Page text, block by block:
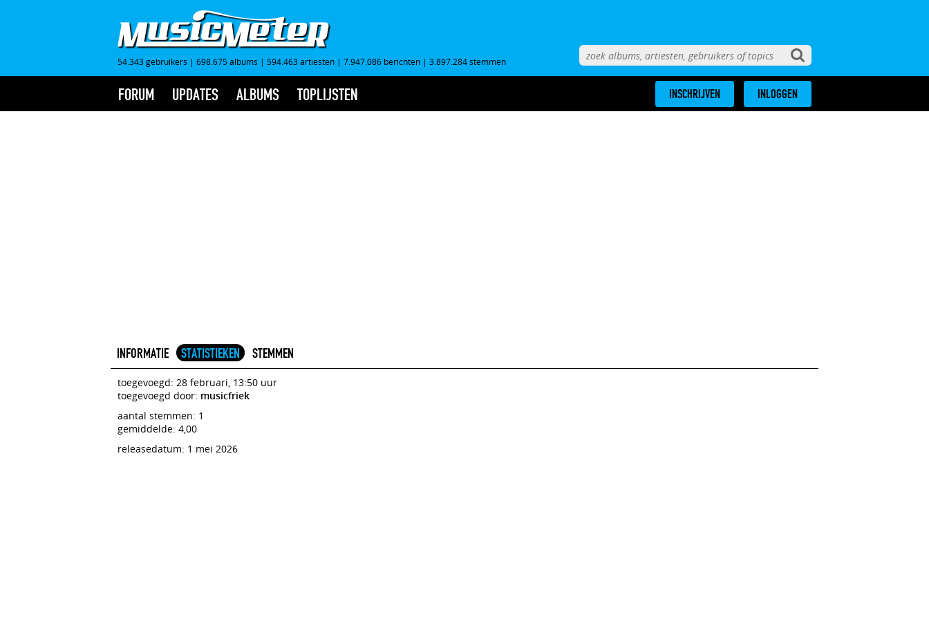
54.343 gebruikers | 698.675 albums | 594.463 artiesten | 7.947.086 berichten | 3.897.284 stemmen
FORUM UPDATES ALBUMS TOPLIJSTEN INSCHRIJVEN INLOGGEN
INFORMATIE STATISTIEKEN STEMMEN
toegevoegd: 28 februari, 13:50 uur
toegevoegd door: musicfriek
aantal stemmen: 1
gemiddelde: 4,00
releasedatum: 1 mei 2026